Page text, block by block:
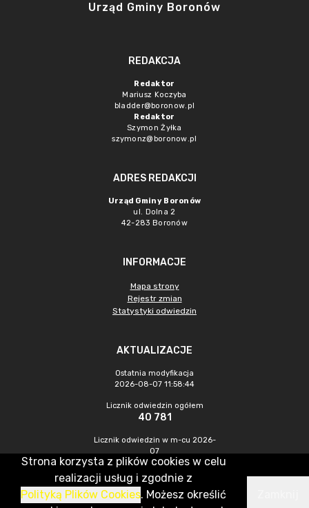
Urząd Gminy Boronów
REDAKCJA
Redaktor
Mariusz Koczyba
bladder@boronow.pl
Redaktor
Szymon Żyłka
szymonz@boronow.pl
ADRES REDAKCJI
Urząd Gminy Boronów
ul. Dolna 2
42-283 Boronów
INFORMACJE
Mapa strony
Rejestr zmian
Statystyki odwiedzin
AKTUALIZACJE
Ostatnia modyfikacja
2026-08-07 11:58:44
Licznik odwiedzin ogółem
40 781
Licznik odwiedzin w m-cu 2026-
07
418
CMS & Hosting: Nefeni Sp. z o.o.
Strona korzysta z plików cookies w celu
realizacji usług i zgodnie z
Polityką Plików Cookies. Możesz określić